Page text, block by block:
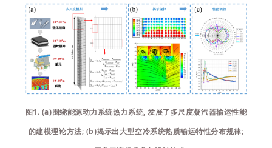
图1. (a)围绕能源动力系统热力系统, 发展了多尺度凝汽器输运性能
的建模理论方法; (b)揭示出大型空冷系统热质输运特性分布规律;